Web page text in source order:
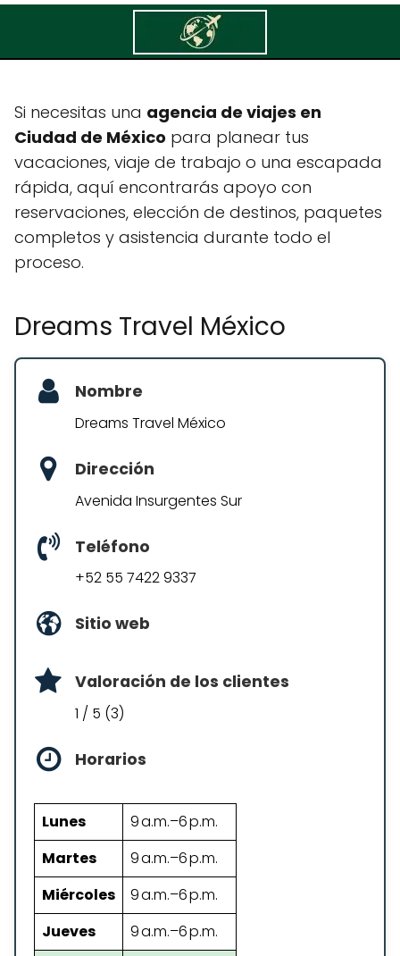
Dreams Travel México
Si necesitas una agencia de viajes en
Ciudad de México para planear tus
vacaciones, viaje de trabajo o una escapada
rápida, aquí encontrarás apoyo con
reservaciones, elección de destinos, paquetes
completos y asistencia durante todo el
proceso.
Dreams Travel México
Nombre
Dreams Travel México
Dirección
Avenida Insurgentes Sur
Teléfono
+52 55 7422 9337
Sitio web
Valoración de los clientes
1 / 5 (3)
Horarios
Lunes
9 a.m.–6 p.m.
Martes
9 a.m.–6 p.m.
Miércoles
9 a.m.–6 p.m.
Jueves
9 a.m.–6 p.m.